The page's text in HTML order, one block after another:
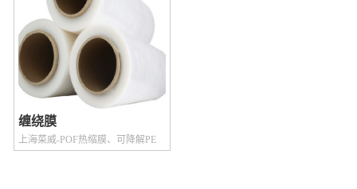
缠绕膜
上海菜威-POF热缩膜、可降解PE
膜、可降解塑料袋